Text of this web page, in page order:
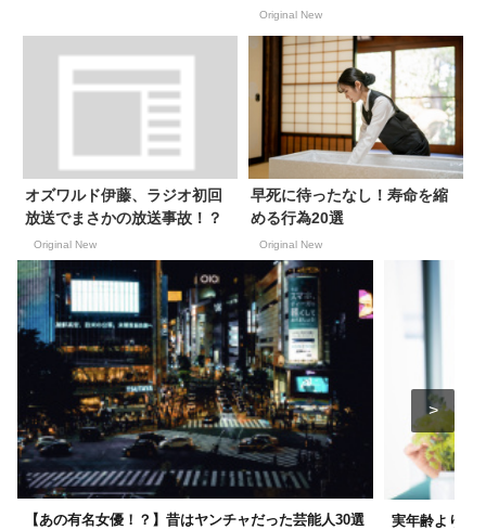
Original New
オズワルド伊藤、ラジオ初回
放送でまさかの放送事故！？
Original New
早死に待ったなし！寿命を縮
める行為20選
Original New
【あの有名女優！？】昔はヤンチャだった芸能人30選 実年齢より若